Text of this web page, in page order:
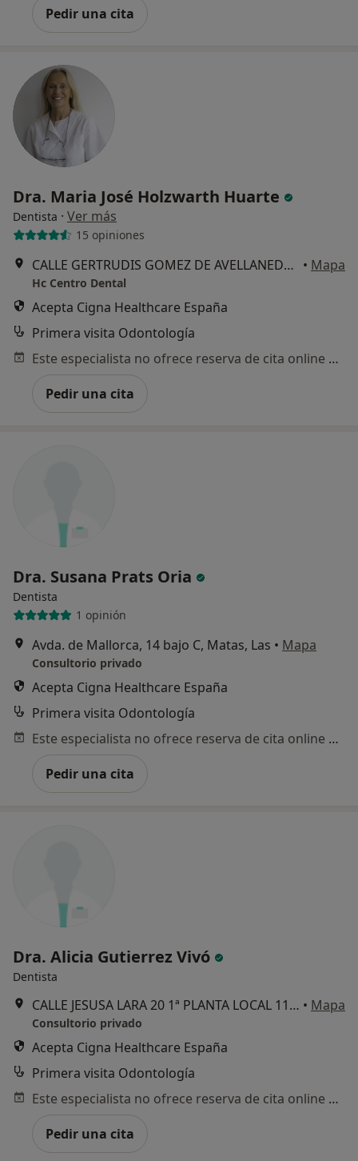
Pedir una cita
Dra. Maria José Holzwarth Huarte
Dentista · Ver más
15 opiniones
CALLE GERTRUDIS GOMEZ DE AVELLANEDA 4, (LOCAL HC Centro Dental), Collado Villalba • Mapa
Hc Centro Dental
Acepta Cigna Healthcare España
Primera visita Odontología
Este especialista no ofrece reserva de cita online en esta dirección.
Pedir una cita
Dra. Susana Prats Oria
Dentista
1 opinión
Avda. de Mallorca, 14 bajo C, Matas, Las • Mapa
Consultorio privado
Acepta Cigna Healthcare España
Primera visita Odontología
Este especialista no ofrece reserva de cita online en esta dirección.
Pedir una cita
Dra. Alicia Gutierrez Vivó
Dentista
CALLE JESUSA LARA 20 1ª PLANTA LOCAL 11-12, Torrelodones • Mapa
Consultorio privado
Acepta Cigna Healthcare España
Primera visita Odontología
Este especialista no ofrece reserva de cita online en esta dirección.
Pedir una cita